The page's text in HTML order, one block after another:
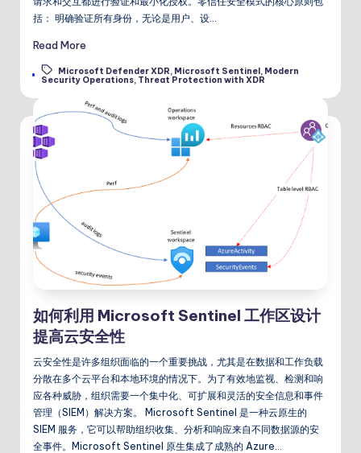
括： 明确验证所有身份，无论是用户、设…
Read More
Tags: Microsoft Defender XDR Microsoft Sentinel, Modern
Security Operations, Threat Protection with XDR
如何利用 Microsoft Sentinel 工作区设计
提高云安全性
云安全性是许多组织面临的一个重要挑战，尤其是在数据和工作负载
分散在多个云平台和本地环境的情况下。为了有效地监视、检测和响
应各种威胁，组织需要一个集中化、可扩展和灵活的安全信息和事件
管理（SIEM）解决方案。 Microsoft Sentinel 是一种云原生的
SIEM 服务，它可以帮助组织收集、分析和响应来自不同数据源的安
全事件。Microsoft Sentinel 原生集成了成熟的 Azure…